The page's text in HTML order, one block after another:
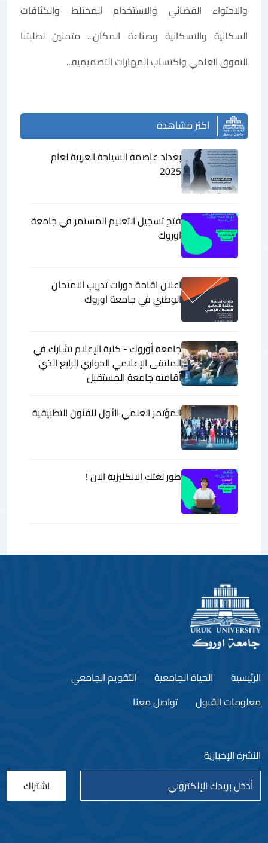
والاحتواء الفضائي والاستخدام المختلط والكثافات
السكانية والاسكانية وصناعة المكان... متمنين لطلبتنا
التفوق العلمي واكتساب المهارات التصميمية...
اكثر مشاهدة
بغداد عاصمة السياحة العربية لعام
2025
فتح تسجيل التعليم المستمر في جامعة
اوروك
اعلان اقامة دورات تدريب الامتحان
الوطني في جامعة اوروك
جامعة أوروك - كلية الإعلام تشارك في
الملتقى الإعلامي الحواري الرابع الذي
أقامته جامعة المستقبل
المؤتمر العلمي الأول للفنون التطبيقية
طور لغتك الانكليزية الان !
الرئيسية الحياة الجامعية
التقويم الجامعي
معلومات القبول
تواصل معنا
النشرة الإخبارية
اشتراك